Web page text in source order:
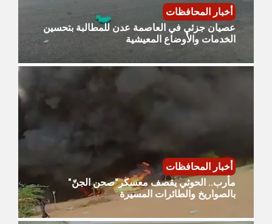
أخبار المحافظات
عصيان جزئي في العاصمة عدن للمطالبة بتحسين
الخدمات والأوضاع المعيشية
أخبار المحافظات
مأرب.. الحوثي يقصف معسكر"صحن الجنّ"
بالصواريخ والطائرات المسيرة